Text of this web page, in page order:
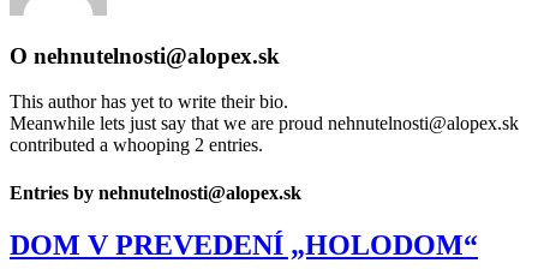
O nehnutelnosti@alopex.sk
This author has yet to write their bio.
Meanwhile lets just say that we are proud nehnutelnosti@alopex.sk
contributed a whooping 2 entries.
Entries by nehnutelnosti@alopex.sk
DOM V PREVEDENÍ „HOLODOM“